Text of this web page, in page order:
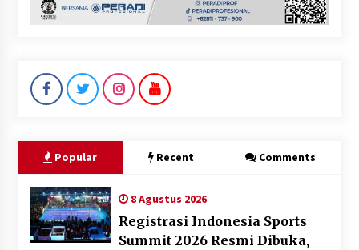
Popular Recent Comments
8 Agustus 2026
Registrasi Indonesia Sports
Summit 2026 Resmi Dibuka,